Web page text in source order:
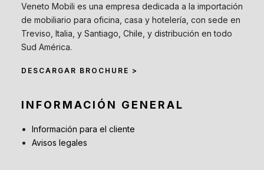
Veneto Mobili es una empresa dedicada a la importación
de mobiliario para oficina, casa y hotelería, con sede en
Treviso, Italia, y Santiago, Chile, y distribución en todo
Sud América.
DESCARGAR BROCHURE >
INFORMACIÓN GENERAL
Información para el cliente
Avisos legales